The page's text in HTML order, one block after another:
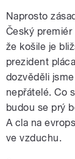
Naprosto
Český
že košile je
prezident
dozvěděli
nepřátelé. Co
budou se prý
A cla na
ve vzduchu.